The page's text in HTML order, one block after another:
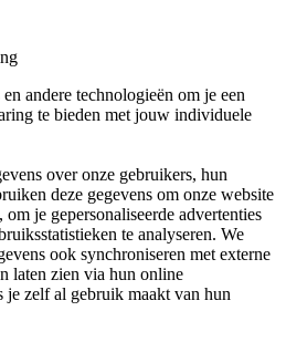
andere technologieën om je een
te bieden met jouw individuele
over onze gebruikers, hun
deze gegevens om onze website
je gepersonaliseerde advertenties
te analyseren. We
ook synchroniseren met externe
laten zien via hun online
je zelf al gebruik maakt van hun